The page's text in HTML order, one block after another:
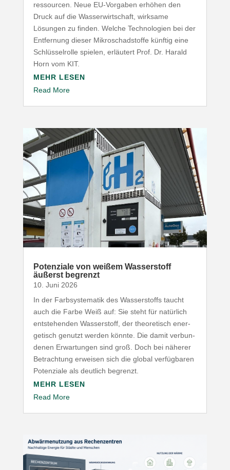
res­sourcen. Neue EU-​Vorgaben erhöhen den
Druck auf die Wasser­wirt­schaft, wirksame
Lösungen zu finden. Welche Tech­no­logien bei der
Entfernung dieser Mikro­schad­stoffe künftig eine
Schlüs­sel­rolle spielen, erläutert Prof. Dr. Harald
Horn vom KIT.
MEHR LESEN
Read More
Poten­ziale von weißem Wasser­stoff
äußerst begrenzt
10. Juni 2026
In der Farb­sys­te­matik des Wasser­stoffs taucht
auch die Farbe Weiß auf: Sie steht für natürlich
entste­henden Wasser­stoff, der theo­re­tisch ener­
ge­tisch genutzt werden könnte. Die damit verbun­
denen Erwar­tungen sind groß. Doch bei näherer
Betrachtung erweisen sich die global verfüg­baren
Poten­ziale als deutlich begrenzt.
MEHR LESEN
Read More